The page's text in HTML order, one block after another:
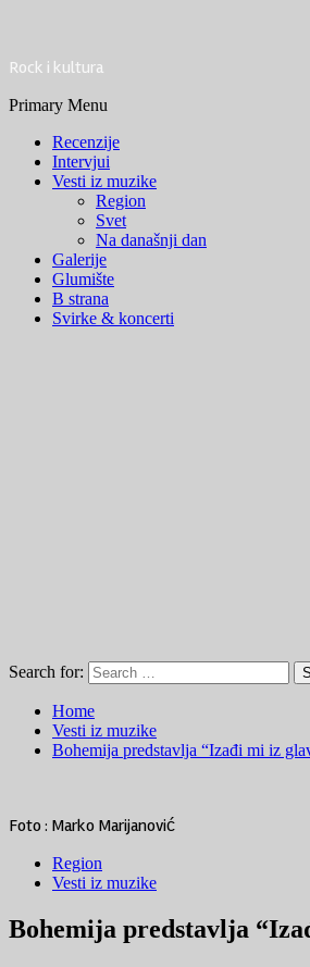
Rock i kultura
Primary Menu
Recenzije
Intervjui
Vesti iz muzike
Region
Svet
Na današnji dan
Galerije
Glumište
B strana
Svirke & koncerti
Search for:
Home
Vesti iz muzike
Bohemija predstavlja “Izađi mi iz
Foto : Marko Marijanović
Region
Vesti iz muzike
Bohemija predstavlja